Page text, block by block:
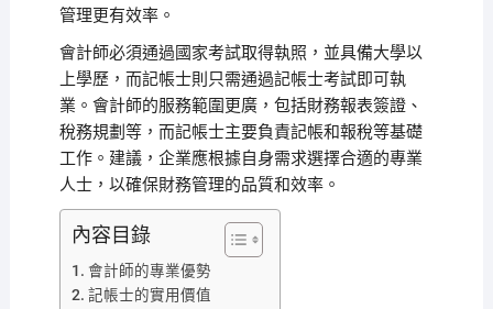
管理更有效率。
會計師必須通過國家考試取得執照，並具備大學以
上學歷，而記帳士則只需通過記帳士考試即可執
業。會計師的服務範圍更廣，包括財務報表簽證、
稅務規劃等，而記帳士主要負責記帳和報稅等基礎
工作。建議，企業應根據自身需求選擇合適的專業
人士，以確保財務管理的品質和效率。
內容目錄
會計師的專業優勢
記帳士的實用價值